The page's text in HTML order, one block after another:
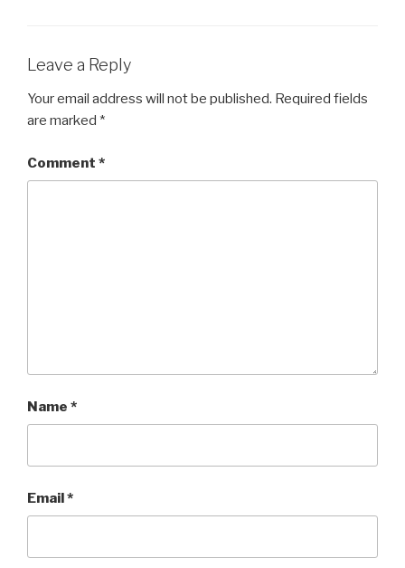
Leave a Reply
Your email address will not be published. Required fields
are marked *
Comment *
Name *
Email*